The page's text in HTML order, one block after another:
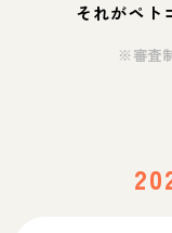
それがペト
※審査